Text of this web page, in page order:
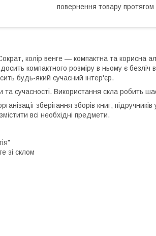
повернення товару протягом
колір венге — компактна та корисна
компактного розміру в ньому є безліч
будь-який сучасний інтер'єр.
та сучасності. Використання скла робить
зберігання зборів книг, підручників
всі необхідні предмети.
зі склом